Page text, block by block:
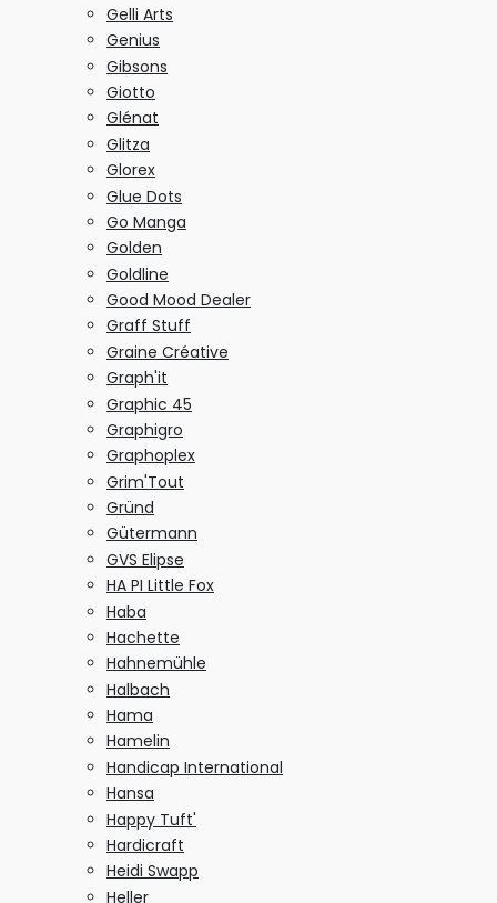
Gelli Arts
Genius
Gibsons
Giotto
Glénat
Glitza
Glorex
Glue Dots
Go Manga
Golden
Goldline
Good Mood Dealer
Graff Stuff
Graine Créative
Graph'it
Graphic 45
Graphigro
Graphoplex
Grim'Tout
Gründ
Gütermann
GVS Elipse
HA PI Little Fox
Haba
Hachette
Hahnemühle
Halbach
Hama
Hamelin
Handicap International
Hansa
Happy Tuft'
Hardicraft
Heidi Swapp
Heller